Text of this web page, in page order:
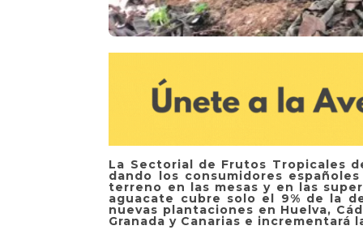
La Sectorial de Frutos Tropicales
dando los consumidores
terreno en las mesas y en las
aguacate cubre solo el 9% de la
nuevas plantaciones en Huelva,
Granada y Canarias e